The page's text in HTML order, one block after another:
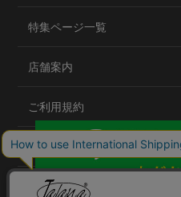
特集ページ一覧
店舗案内
ご利用規約
プライバシーポリシー
特定商取引法について